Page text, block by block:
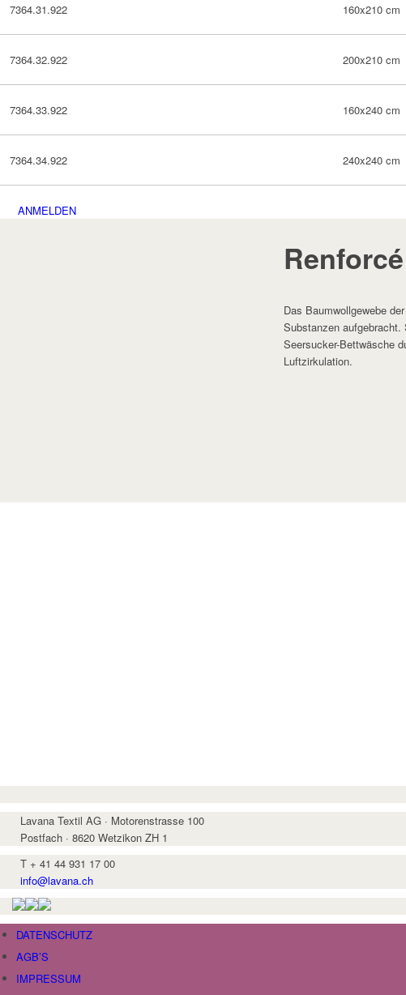
7364.31.922 160x210 cm
7364.32.922 200x210 cm
7364.33.922 160x240 cm
7364.34.922 240x240 cm
ANMELDEN
Das Baumwollgewebe
Substanzen
Seersucker-Bettwäsche
Luftzirkulation.
Lavana Textil AG · Motorenstrasse 100
Postfach · 8620 Wetzikon ZH 1
T + 41 44 931 17 00
info@lavana.ch
DATENSCHUTZ
AGB’S
IMPRESSUM